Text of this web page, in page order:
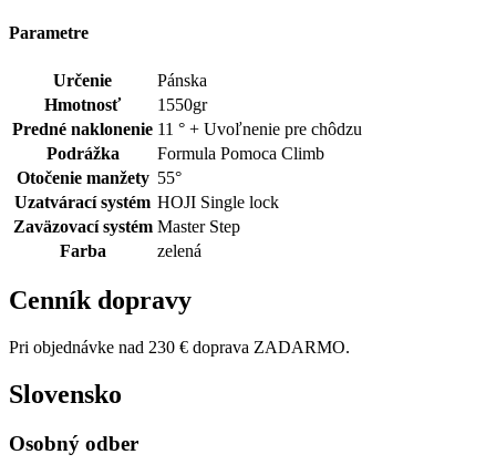
Parametre
Určenie
Pánska
Hmotnosť
1550gr
Predné naklonenie 11 ° + Uvoľnenie pre chôdzu
Podrážka
Formula Pomoca Climb
Otočenie manžety 55°
Uzatvárací systém HOJI Single lock
Zaväzovací systém Master Step
Farba
zelená
Cenník dopravy
Pri objednávke nad 230 € doprava ZADARMO.
Slovensko
Osobný odber